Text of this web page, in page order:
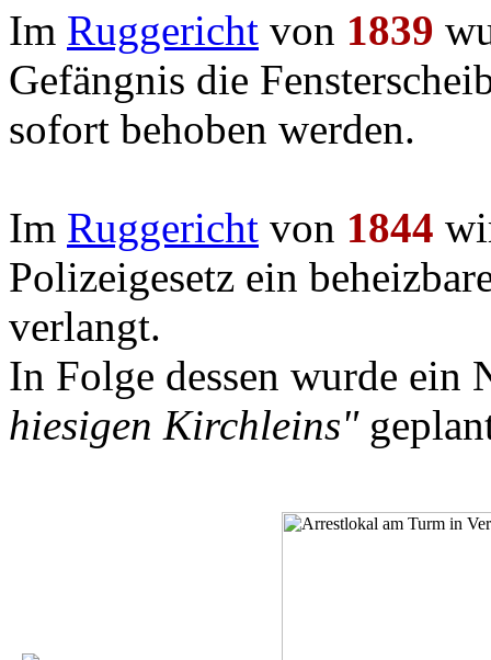
Im Ruggericht von 1839
Gefängnis die
sofort behoben werden.
Im Ruggericht von 1844
Polizeigesetz ein
verlangt.
In Folge dessen wurde ein
hiesigen Kirchleins"